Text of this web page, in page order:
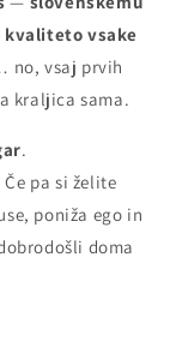
kvaliteto vsake
no, vsaj prvih
kraljica sama.
.
pa si želite
poniža ego in
doma